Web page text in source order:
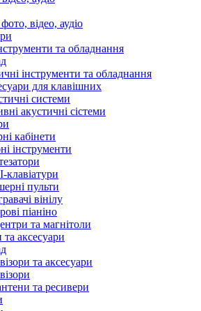
відео, аудіо
та обладнання
інструменти та обладнання
для клавішних
системи
акустичні сістеми
кабінети
інструменти
клавіатури
пульти
вінілу
піаніно
та магнітоли
та аксесуари
та аксесуари
та ресивери